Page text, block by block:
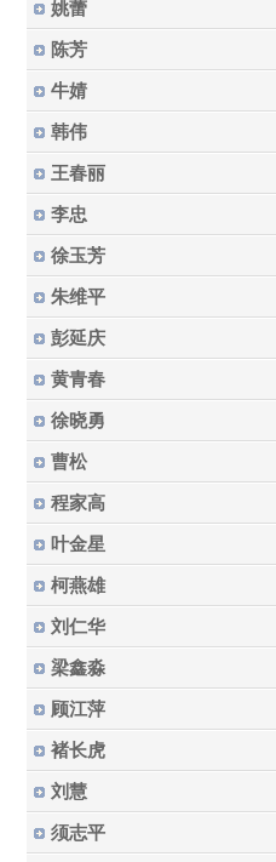
姚蕾
陈芳
牛婧
韩伟
王春丽
李忠
徐玉芳
朱维平
彭延庆
黄青春
徐晓勇
曹松
程家高
叶金星
柯燕雄
刘仁华
梁鑫淼
顾江萍
褚长虎
刘慧
须志平